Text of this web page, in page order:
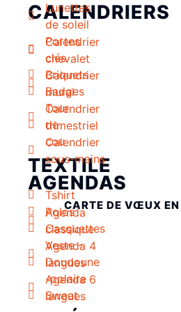
CALENDRIERS
Calendrier
chevalet
Calendrier
mural
Calendrier
trimestriel
Calendrier
sous-mains
AGENDAS
Agenda
classique
Agenda 4
langues
Agenda 6
langues
Lunettes
de soleil
Portes
clés
Briquets
Badges
Tour
de
cou
TEXTILE
Tshirt
Polos
Casquettes
Veste -
Doudoune
-polaire
Sweat
CARTE DE VŒUX